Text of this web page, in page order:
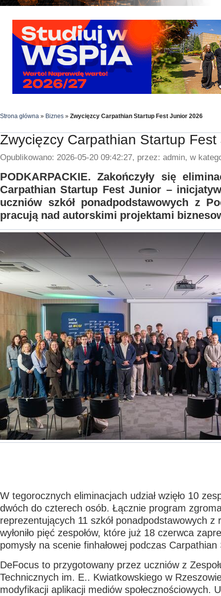
Strona główna » Biznes » Zwycięzcy Carpathian Startup Fest Junior 2026
Zwycięzcy Carpathian Startup
Opublikowano: 2026-05-20 09:42:27, przez: admin, w
PODKARPACKIE. Zakończyły się
Carpathian Startup Fest Junior –
uczniów szkół ponadpodstawowych z
pracują nad autorskimi projektami
W tegorocznych eliminacjach udział wzięło 10
dwóch do czterech osób. Łącznie program
reprezentujących 11 szkół ponadpodstawowych z
wyłoniło pięć zespołów, które już 18 czerwca
pomysły na scenie finhałowej podczas
DeFocus to przygotowany przez uczniów z
Technicznych im. E.. Kwiatkowskiego w
modyfikacji aplikacji mediów społecznościowych.